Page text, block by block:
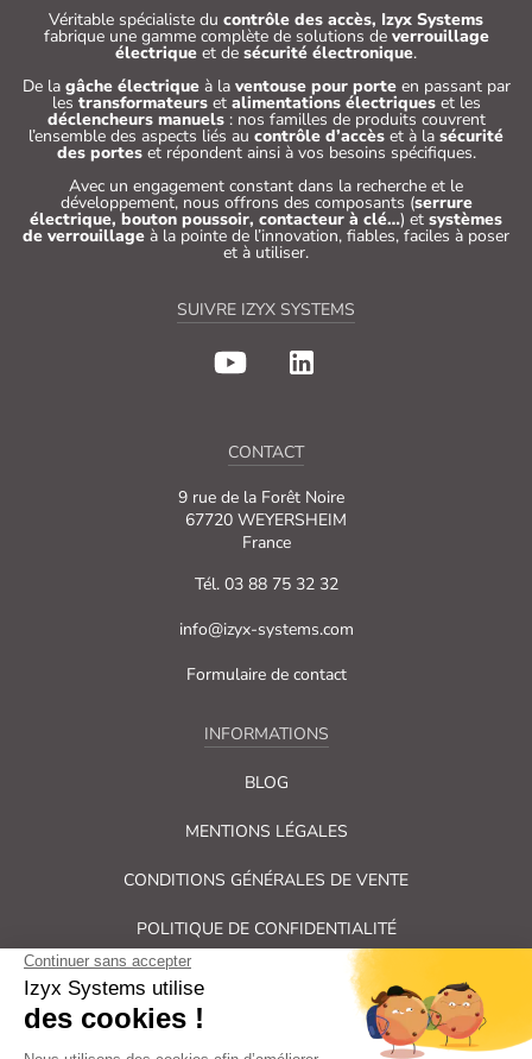
Véritable spécialiste du contrôle des accès, Izyx Systems
fabrique une gamme complète de solutions de verrouillage
électrique et de sécurité électronique.
De la gâche électriqueà la ventouse pour porteen passant par
les transformateurset alimentations électriqueset les
déclencheurs manuels: nos familles de produits couvrent
l’ensemble des aspects liés au contrôle d’accès et à la sécurité
des porteset répondent ainsi à vos besoins spécifiques.
Avec un engagement constant dans la recherche et le
développement, nous offrons des composants (serrure
électrique, bouton poussoir, contacteur à clé…) et systèmes
de verrouillage à la pointe de l’innovation, fiables, faciles à poser
et à utiliser.
SUIVRE IZYX SYSTEMS
CONTACT
9 rue de la Forêt Noire
67720 WEYERSHEIM
France
Tél. 03 88 75 32 32
info@izyx-systems.com
Formulaire de contact
INFORMATIONS
BLOG
MENTIONS LÉGALES
CONDITIONS GÉNÉRALES DE VENTE
POLITIQUE DE CONFIDENTIALITÉ